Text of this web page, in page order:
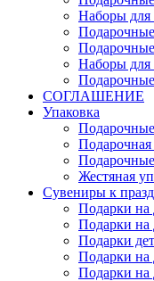
Наборы
Наборы для
СОГЛАШЕНИЕ
Упаковка
Подарочная
Жестяная
Сувениры к
Подарки на
Подарки на
Подарки
Подарки на
Подарки на